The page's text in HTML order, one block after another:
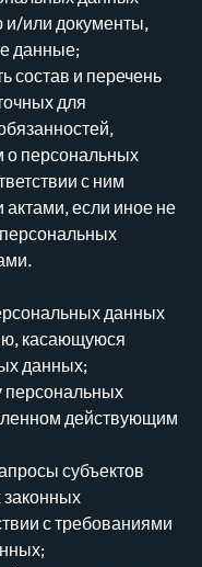
или документы,
данные;
состав и перечень
для
о персональных
с ним
если иное не
данных
касающуюся
данных;
персональных
действующим
субъектов
с требованиями